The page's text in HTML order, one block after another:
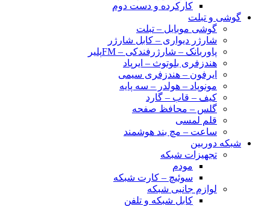
کارکرده و دست دوم
گوشی و تبلت
گوشی موبایل – تبلت
شارژر دیواری – کابل شارژر
پاوربانک – شارژرفندکی – FMپلیر
هندزفری بلوتوث – ایرپاد
ایرفون – هندزفری سیمی
مونوپاد – هولدر – سه پایه
کیف – قاب – گارد
گلس – محافظ صفحه
قلم لمسی
ساعت – مچ بند هوشمند
شبکه دوربین
تجهیزات شبکه
مودم
سوئیچ – کارت شبکه
لوازم جانبی شبکه
کابل شبکه و تلفن